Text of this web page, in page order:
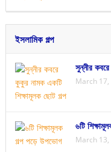
ইসলামিক গল্প
সুন্নীর
March 17,
৬টি
March 13,